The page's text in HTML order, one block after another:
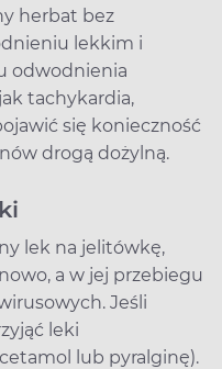
herbat bez
lekkim i
odwodnienia
tachykardia,
się konieczność
drogą dożylną.
lek na jelitówkę,
a w jej przebiegu
Jeśli
leki
lub pyralginę).